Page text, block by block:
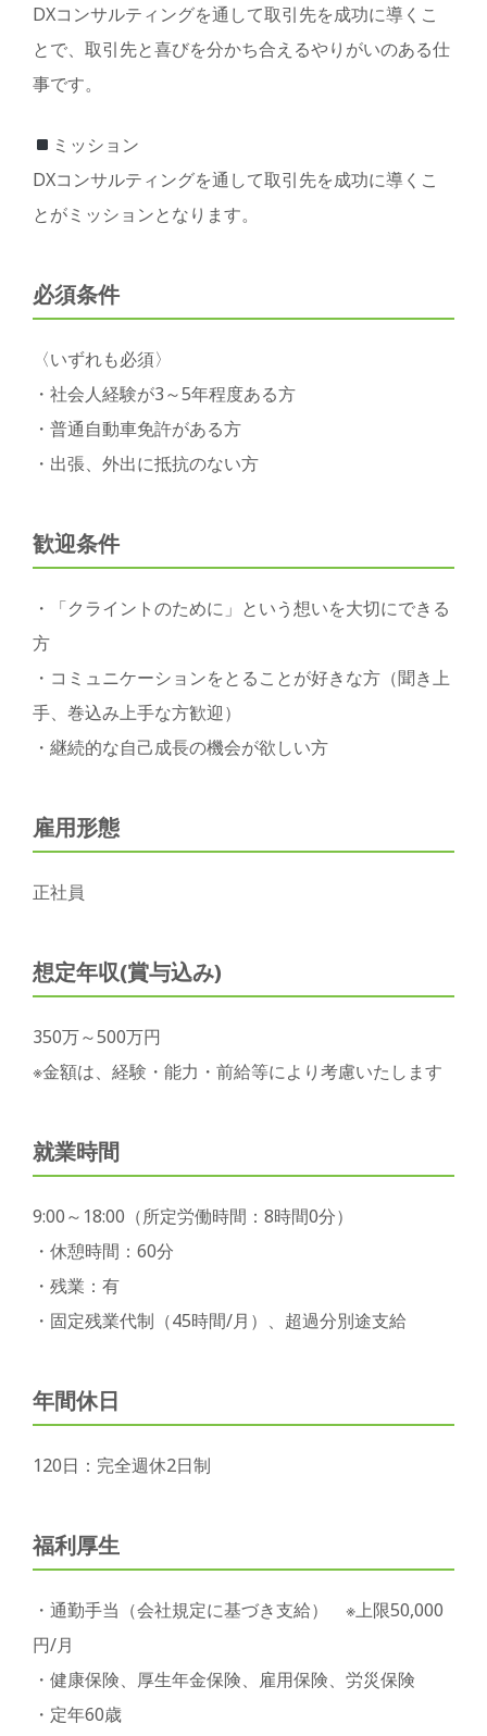
DXコンサルティングを通して取引先を成功に導くこ
とで、取引先と喜びを分かち合えるやりがいのある仕
事です。
ミッション
DXコンサルティングを通して取引先を成功に導くこ
とがミッションとなります。
必須条件
〈いずれも必須〉
・社会人経験が3～5年程度ある方
・普通自動車免許がある方
・出張、外出に抵抗のない方
歓迎条件
・「クライントのために」という想いを大切にできる
方
・コミュニケーションをとることが好きな方（聞き上
手、巻込み上手な方歓迎）
・継続的な自己成長の機会が欲しい方
雇用形態
正社員
想定年収(賞与込み)
350万～500万円
※金額は、経験・能力・前給等により考慮いたします
就業時間
9:00～18:00（所定労働時間：8時間0分）
・休憩時間：60分
・残業：有
・固定残業代制（45時間/月）、超過分別途支給
年間休日
120日：完全週休2日制
福利厚生
・通勤手当（会社規定に基づき支給） ※上限50,000
円/月
・健康保険、厚生年金保険、雇用保険、労災保険
・定年60歳